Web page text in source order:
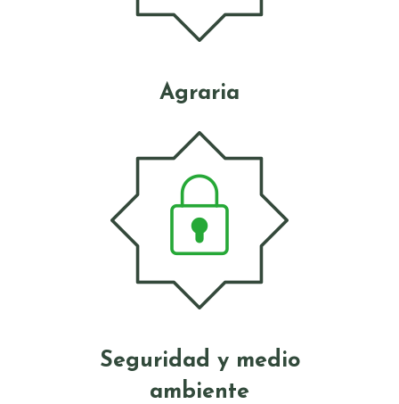
Agraria
Seguridad y medio
ambiente